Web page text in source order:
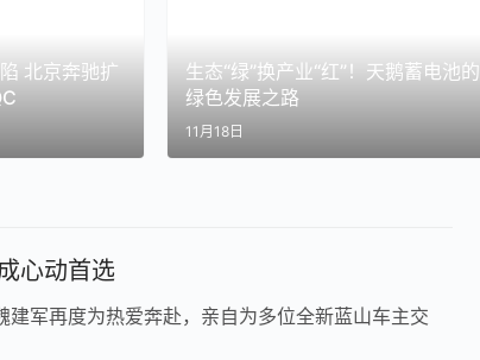
北京奔驰扩
生态“绿”换产业“红”！天鹅蓄电池的
绿色发展之路
11月18日
心动首选
军再度为热爱奔赴，亲自为多位全新蓝山车主交